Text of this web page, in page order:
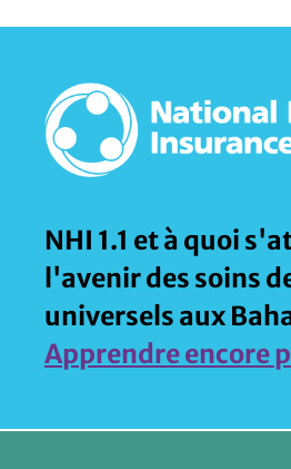
NHI 1.1 et à quoi
l'avenir des soins
universels aux
Apprendre encore